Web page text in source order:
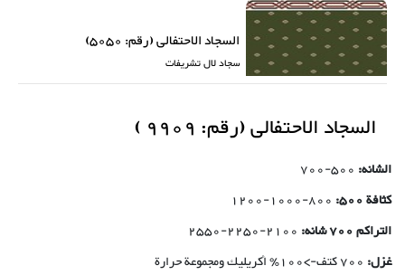
السجاد الاحتفالی (رقم: 5050)
سجاد لال تشریفات
السجاد الاحتفالی (رقم: 9909 )
الشانه: 500-700
كثافة 500:
800-1000-1200
التراکم 700 شانه:
2100-2250-2550
غزل: 700 کتف->100٪ أكريليك ومجموعة حرارة